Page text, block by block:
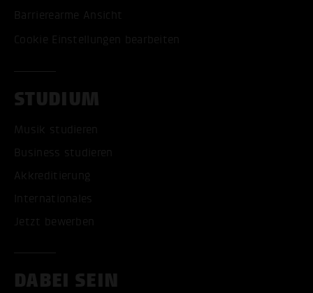
Barrierearme Ansicht
Cookie Einstellungen bearbeiten
STUDIUM
Musik studieren
Business studieren
Akkreditierung
Internationales
Jetzt bewerben
DABEI SEIN